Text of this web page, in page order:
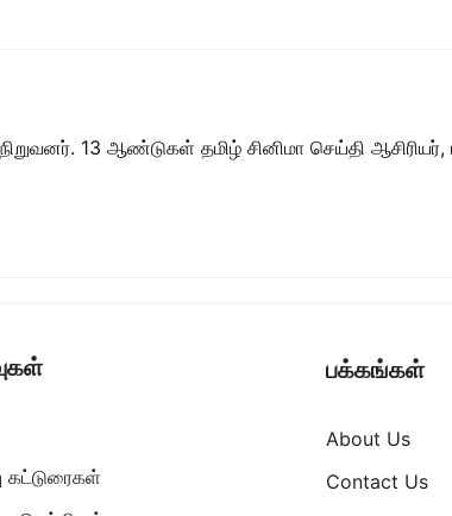
13 ஆண்டுகள் தமிழ் சினிமா செய்தி
கட்டுரைகள்
பக்கங்கள்
About Us
Contact Us